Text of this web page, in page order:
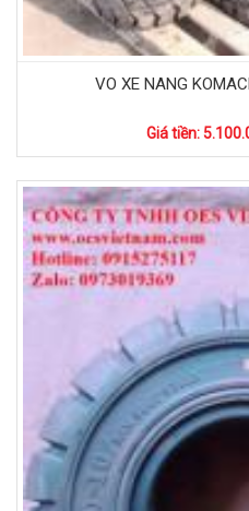
VO XE NANG
Giá tiền: